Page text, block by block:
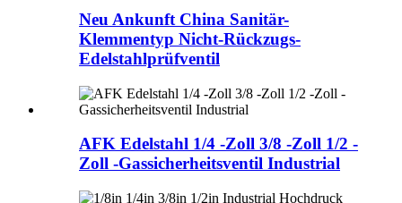
Neu Ankunft China Sanitär-
Klemmentyp Nicht-Rückzugs-
Edelstahlprüfventil
AFK Edelstahl 1/4 -Zoll 3/8 -Zoll 1/2 -
Zoll -Gassicherheitsventil Industrial